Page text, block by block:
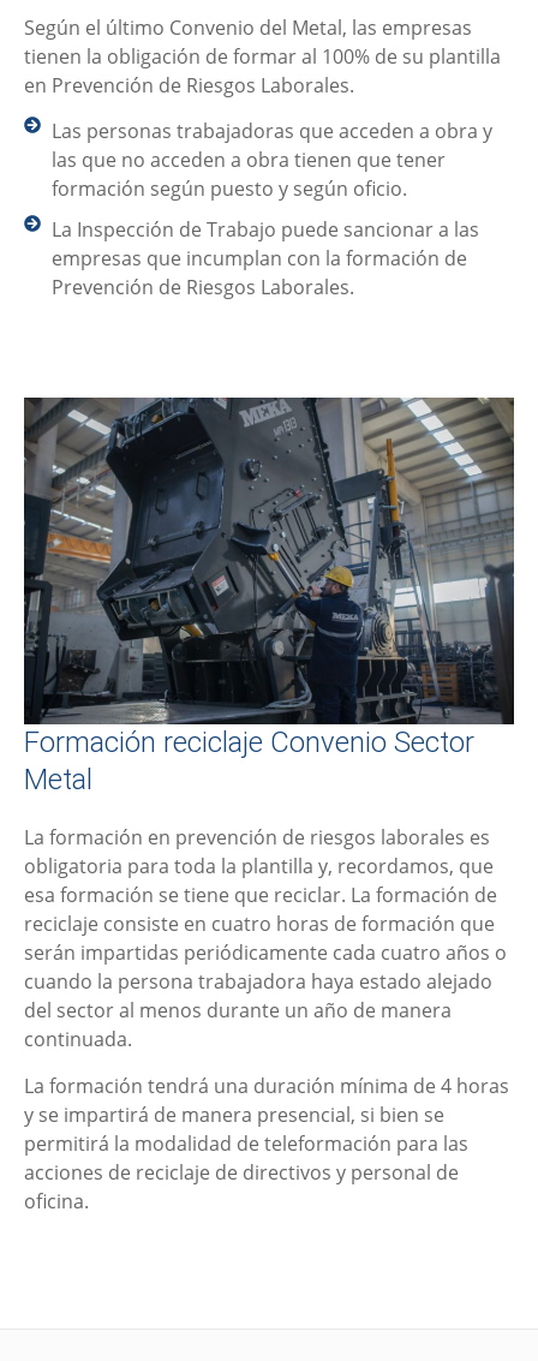
Según el último Convenio del Metal, las empresas
tienen la obligación de formar al 100% de su plantilla
en Prevención de Riesgos Laborales.
Las personas trabajadoras que acceden a obra y
las que no acceden a obra tienen que tener
formación según puesto y según oficio.
La Inspección de Trabajo puede sancionar a las
empresas que incumplan con la formación de
Prevención de Riesgos Laborales.
Formación reciclaje Convenio Sector
Metal
La formación en prevención de riesgos laborales es
obligatoria para toda la plantilla y, recordamos, que
esa formación se tiene que reciclar. La formación de
reciclaje consiste en cuatro horas de formación que
serán impartidas periódicamente cada cuatro años o
cuando la persona trabajadora haya estado alejado
del sector al menos durante un año de manera
continuada.
La formación tendrá una duración mínima de 4 horas
y se impartirá de manera presencial, si bien se
permitirá la modalidad de teleformación para las
acciones de reciclaje de directivos y personal de
oficina.